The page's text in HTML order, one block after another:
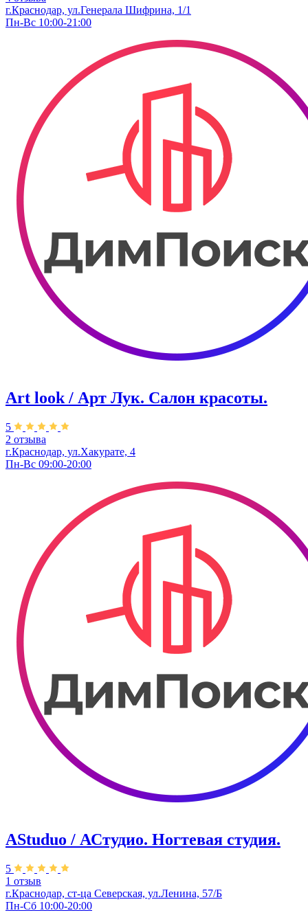
г.Краснодар, ул.Генерала Шифрина, 1/1
Пн-Вс 10:00-21:00
Art look / Арт Лук. Салон красоты.
5
2 отзыва
г.Краснодар, ул.Хакурате, 4
Пн-Вс 09:00-20:00
AStuduo / АСтудио. Ногтевая студия.
5
1 отзыв
г.Краснодар, ст-ца Северская, ул.Ленина, 57/Б
Пн-Сб 10:00-20:00